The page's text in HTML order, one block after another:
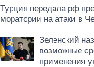
Турция передала рф
моратории на атаки в
Зеленский
возможные
применения